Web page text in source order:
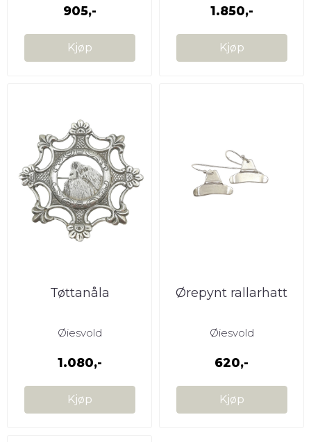
905,-
Kjøp
1.850,-
Kjøp
Tøttanåla
Øiesvold
1.080,-
Kjøp
Ørepynt rallarhatt
Øiesvold
620,-
Kjøp